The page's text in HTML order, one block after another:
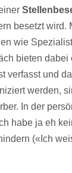
besetzt wird.
wie
bieten dabei
verfasst und
werden,
In der
habe ja eh
(«Ich